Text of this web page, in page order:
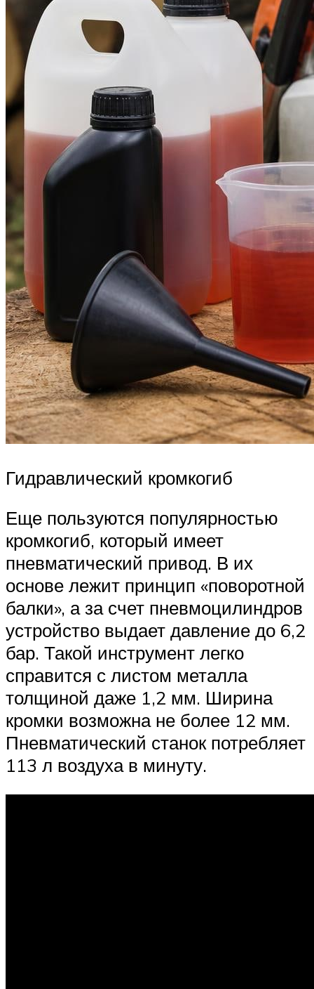
Гидравлический кромкогиб
Еще пользуются популярностью
кромкогиб, который имеет
пневматический привод. В их
основе лежит принцип «поворотной
балки», а за счет пневмоцилиндров
устройство выдает давление до 6,2
бар. Такой инструмент легко
справится с листом металла
толщиной даже 1,2 мм. Ширина
кромки возможна не более 12 мм.
Пневматический станок потребляет
113 л воздуха в минуту.